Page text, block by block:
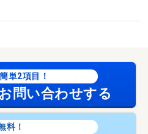
単2項目！
問い合わせする
料！